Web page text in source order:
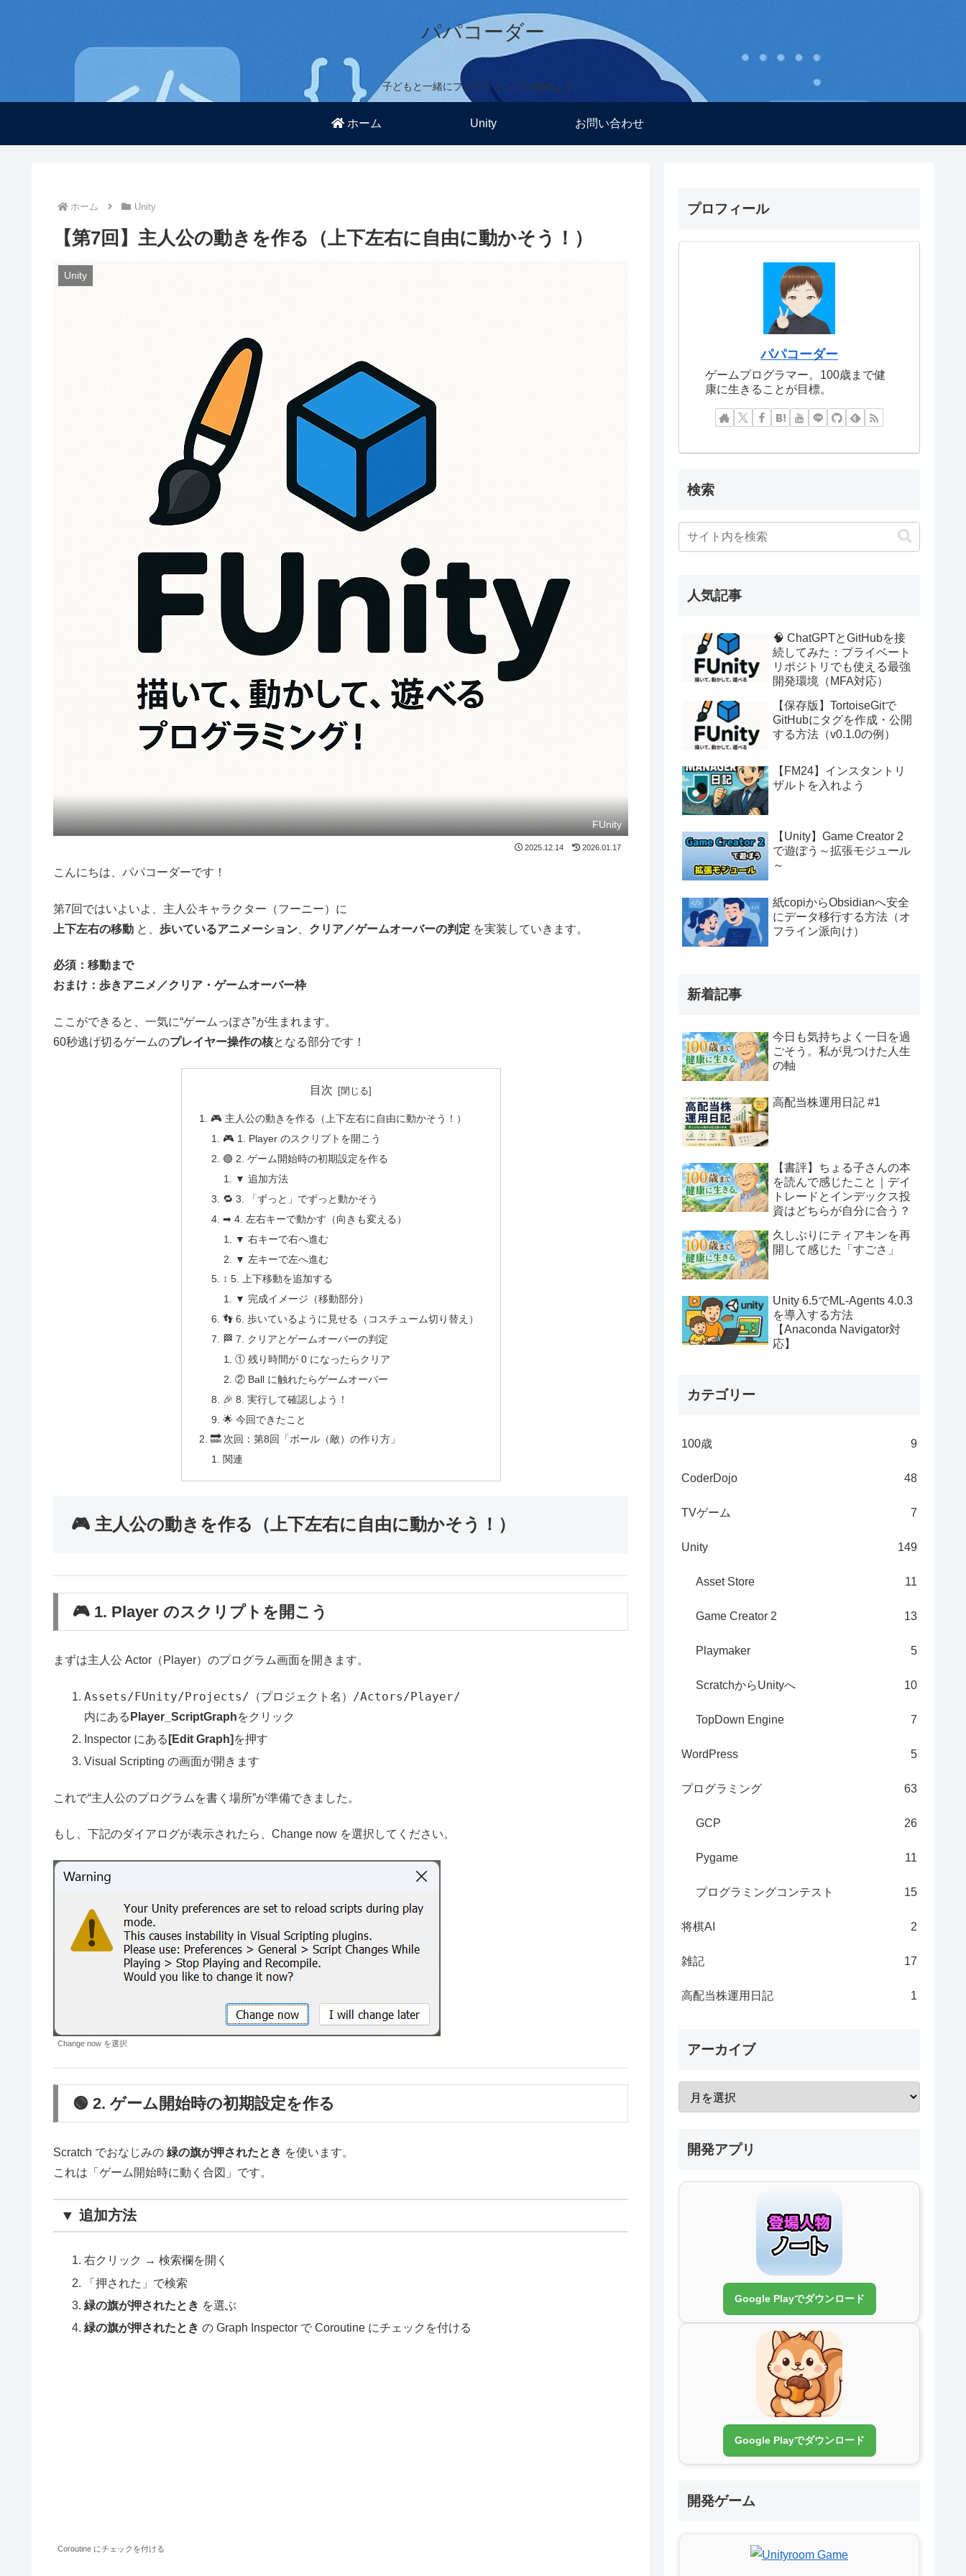
パパコーダー
子どもと一緒にプログラミングを始めよう！
ホーム Unity お問い合わせ
ホーム Unity
【第7回】主人公の動きを作る（上下左右に自由に動かそう！）
Unity
FUnity
2025.12.14 2026.01.17
こんにちは、パパコーダーです！
第7回ではいよいよ、主人公キャラクター（フーニー）に
上下左右の移動 と、 歩いているアニメーション クリア／ゲームオーバーの判定 を実装していきます。
必須：移動まで
おまけ：歩きアニメ／クリア・ゲームオーバー枠
ここができると、一気に“ゲームっぽさ”が生まれます。
60秒逃げ切るゲームのプレイヤー操作の核となる部分です！
目次
🎮 主人公の動きを作る（上下左右に自由に動かそう！）
🎮 1. Player のスクリプトを開こう
🟢 2. ゲーム開始時の初期設定を作る
▼ 追加方法
🔁 3. 「ずっと」でずっと動かそう
➡ 4. 左右キーで動かす（向きも変える）
▼ 右キーで右へ進む
▼ 左キーで左へ進む
↕ 5. 上下移動を追加する
▼ 完成イメージ（移動部分）
👣 6. 歩いているように見せる（コスチューム切り替え）
🏁 7. クリアとゲームオーバーの判定
① 残り時間が 0 になったらクリア
② Ball に触れたらゲームオーバー
🎉 8. 実行して確認しよう！
🌟 今回できたこと
🔜 次回：第8回「ボール（敵）の作り方」
関連
🎮 主人公の動きを作る（上下左右に自由に動かそう！）
🎮 1. Player のスクリプトを開こう
まずは主人公 Actor（Player）のプログラム画面を開きます。
Assets/FUnity/Projects/（プロジェクト名）/Actors/Player/
内にある Player_ScriptGraphをクリック
Inspector にある [Edit Graph] を押す
Visual Scripting の画面が開きます
これで“主人公のプログラムを書く場所”が準備できました。
もし、下記のダイアログが表示されたら、Change now を選択してください。
Change now を選択
🟢 2. ゲーム開始時の初期設定を作る
Scratch でおなじみの 緑の旗が押されたとき を使います。
これは「ゲーム開始時に動く合図」です。
▼ 追加方法
右クリック → 検索欄を開く
「押された」で検索
緑の旗が押されたとき を選ぶ
緑の旗が押されたとき の Graph Inspector で Coroutine にチェックを付ける
Coroutine にチェックを付ける
プロフィール
パパコーダー
ゲームプログラマー。100歳まで健
康に生きることが目標。
検索
人気記事
🧠 ChatGPTとGitHubを接
続してみた：プライベート
リポジトリでも使える最強
開発環境（MFA対応）
【保存版】TortoiseGitで
GitHubにタグを作成・公開
する方法（v0.1.0の例）
【FM24】インスタントリ
ザルトを入れよう
【Unity】Game Creator 2
で遊ぼう～拡張モジュール
～
紙copiからObsidianへ安全
にデータ移行する方法（オ
フライン派向け）
新着記事
今日も気持ちよく一日を過
ごそう。私が見つけた人生
の軸
高配当株運用日記 #1
【書評】ちょる子さんの本
を読んで感じたこと｜デイ
トレードとインデックス投
資はどちらが自分に合う？
久しぶりにティアキンを再
開して感じた「すごさ」
Unity 6.5でML-Agents 4.0.3
を導入する方法
【Anaconda Navigator対
応】
カテゴリー
100歳 9
CoderDojo 48
TVゲーム 7
Unity 149
Asset Store 11
Game Creator 2 13
Playmaker 5
ScratchからUnityへ 10
TopDown Engine 7
WordPress 5
プログラミング 63
GCP 26
Pygame 11
プログラミングコンテスト 15
将棋AI 2
雑記 17
高配当株運用日記 1
アーカイブ
開発アプリ
Google Playでダウンロード
Google Playでダウンロード
開発ゲーム